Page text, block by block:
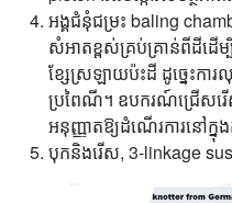
អង្គជំនុំជម្រះ baling
សំអាតខ្ពស់គ្រប់គ្រាន់ពីដីដើ
ខ្សែស្រឡាយប៉ះដី ដូច្នេះកា
ប្រពៃណី។ ឧបករណ៍ជ្រើសរ
អនុញ្ញាតឱ្យដំណើរការនៅក្នុ
បុកនិងរើស, 3-linkage